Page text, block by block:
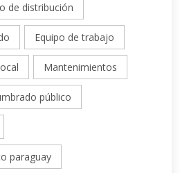
de distribución
Equipo de trabajo
Mantenimientos
público
paraguay